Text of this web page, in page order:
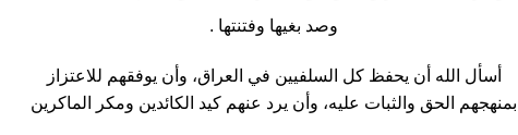
وصد بغيها وفتنتها .
أسأل الله أن يحفظ كل السلفيين في العراق، وأن يوفقهم للاعتزاز
بمنهجهم الحق والثبات عليه، وأن يرد عنهم كيد الكائدين ومكر الماكرين